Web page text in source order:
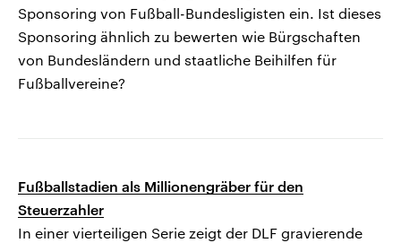
Sponsoring von Fußball-Bundesligisten ein. Ist dieses
Sponsoring ähnlich zu bewerten wie Bürgschaften
von Bundesländern und staatliche Beihilfen für
Fußballvereine?
Fußballstadien als Millionengräber für den
Steuerzahler
In einer vierteiligen Serie zeigt der DLF gravierende